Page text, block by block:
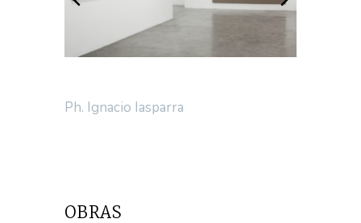
Ph. Ignacio Iasparra
OBRAS